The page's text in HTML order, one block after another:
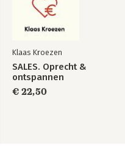
Klaas Kroezen
SALES. Oprecht &
ontspannen
€ 22,50